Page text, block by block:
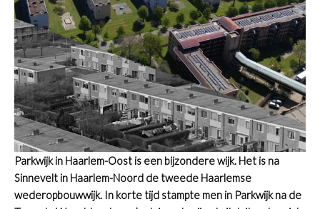
Parkwijk in Haarlem-Oost is een bijzondere wijk. Het is na
Sinnevelt in Haarlem-Noord de tweede Haarlemse
wederopbouwwijk. In korte tijd stampte men in Parkwijk na de